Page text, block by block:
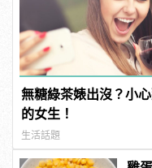
無糖綠茶婊出沒？小
的女生！
生活話題